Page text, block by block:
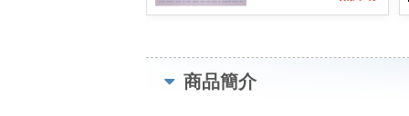
(2CD+16P LYRIC
商品簡介